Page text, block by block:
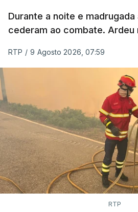
Durante a noite e madrugada
cederam ao combate.
RTP / 9 Agosto 2026, 07:59
RTP